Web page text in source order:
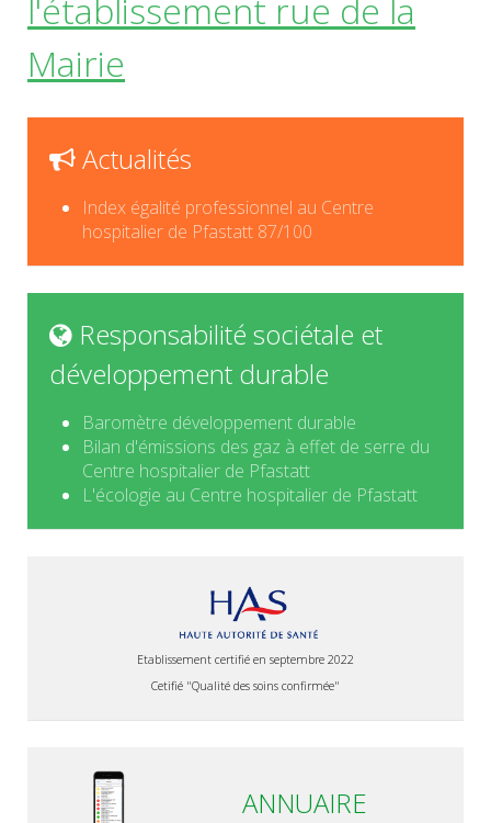
l'établissement rue de la
Mairie
Actualités
Index égalité professionnel au Centre
hospitalier de Pfastatt 87/100
Responsabilité sociétale et
développement durable
Baromètre développement durable
Bilan d'émissions des gaz à effet de serre du
Centre hospitalier de Pfastatt
L'écologie au Centre hospitalier de Pfastatt
Etablissement certifié en septembre 2022
Cetifié "Qualité des soins confirmée"
ANNUAIRE